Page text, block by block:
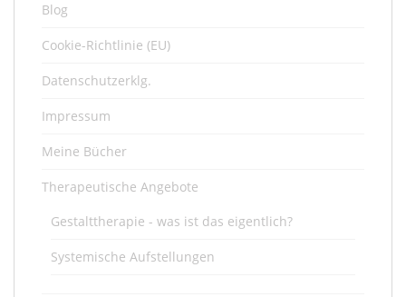
Blog
Cookie-Richtlinie (EU)
Datenschutzerklg.
Impressum
Meine Bücher
Therapeutische Angebote
Gestalttherapie - was ist das eigentlich?
Systemische Aufstellungen